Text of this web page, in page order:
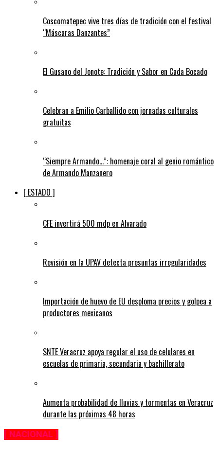
Coscomatepec vive tres días de tradición con el festival
“Máscaras Danzantes”
El Gusano del Jonote: Tradición y Sabor en Cada Bocado
Celebran a Emilio Carballido con jornadas culturales
gratuitas
“Siempre Armando…”: homenaje coral al genio romántico
de Armando Manzanero
[ ESTADO ]
CFE invertirá 500 mdp en Alvarado
Revisión en la UPAV detecta presuntas irregularidades
Importación de huevo de EU desploma precios y golpea a
productores mexicanos
SNTE Veracruz apoya regular el uso de celulares en
escuelas de primaria, secundaria y bachillerato
Aumenta probabilidad de lluvias y tormentas en Veracruz
durante las próximas 48 horas
[ NACIONAL ]